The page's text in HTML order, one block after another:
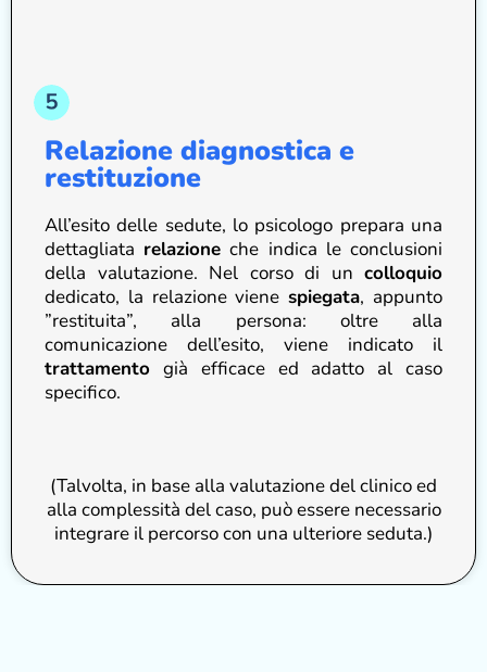
Relazione diagnostica e
restituzione
All’esito delle sedute, lo psicologo prepara una
dettagliata relazione che indica le conclusioni
della valutazione. Nel corso di un colloquio
dedicato, la relazione vienespiegata, appunto
”restituita”, alla persona: oltre alla
comunicazione dell’esito, viene indicato il
trattamento già efficace ed adatto al caso
specifico.
(Talvolta, in base alla valutazione del clinico ed
alla complessità del caso, può essere necessario
integrare il percorso con una ulteriore seduta.)